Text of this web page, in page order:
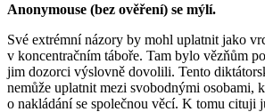
Anonymouse (bez ověření) se mýlí.
Své extrémní názory by mohl uplatnit jako
v koncentračním táboře. Tam bylo vězňům
jim dozorci výslovně dovolili. Tento
nemůže uplatnit mezi svobodnými osobami,
o nakládání se společnou věcí. K tomu cituji